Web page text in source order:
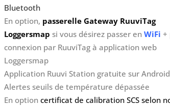
Bluetooth
En option, passerelle Gateway RuuviTag
Loggersmap si vous désirez passer en WiFi +
connexion par RuuviTag à application web
Loggersmap
Application Ruuvi Station gratuite sur
Alertes seuils de température dépassée
En option certificat de calibration SCS selon